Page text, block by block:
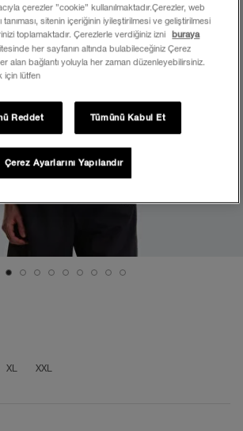
XL XXL
çerezler ”cookie” kullanılmaktadır.Çerezler, web
tanıması, sitenin içeriğinin iyileştirilmesi ve geliştirilmesi
toplamaktadır. Çerezlerle verdiğiniz izni
buraya
her sayfanın altında bulabileceğiniz Çerez
alan bağlantı yoluyla her zaman düzenleyebilirsiniz.
için lütfen
Reddet Tümünü Kabul Et
Çerez Ayarlarını Yapılandır